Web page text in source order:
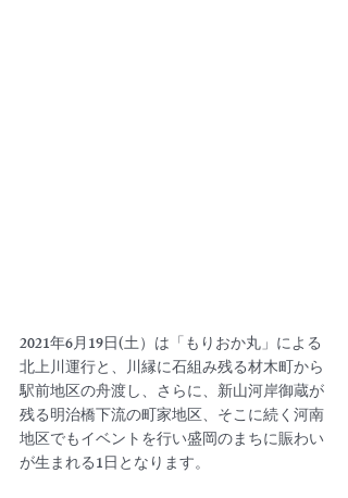
2021年6月19日(土）は「もりおか丸」による
北上川運行と、川縁に石組み残る材木町から
駅前地区の舟渡し、さらに、新山河岸御蔵が
残る明治橋下流の町家地区、そこに続く河南
地区でもイベントを行い盛岡のまちに賑わい
が生まれる1日となります。